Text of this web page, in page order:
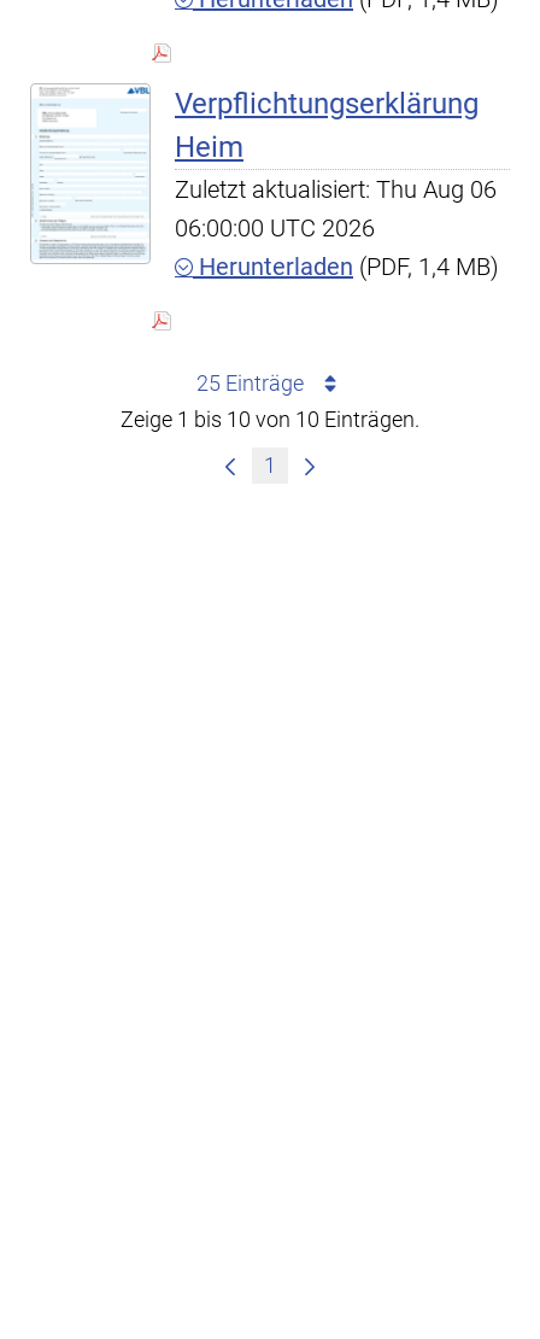
Verpflichtungserklärung
Heim
Zuletzt aktualisiert: Thu Aug 06
06:00:00 UTC 2026
Herunterladen (PDF, 1,4 MB)
25 Einträge
Zeige 1 bis 10 von 10 Einträgen.
1